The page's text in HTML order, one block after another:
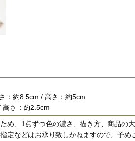
：約8.5cm / 高さ：約5cm
高さ：約2.5cm
め、1点ずつ色の濃さ、描き方、商品の
定などはお承り致しかねますので、予め